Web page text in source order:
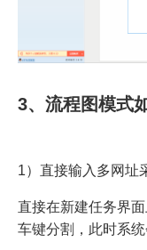
3、流程图模式
1）直接输入多网址
直接在新建任务界
车键分割，此时系